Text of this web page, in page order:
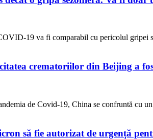
19 va fi comparabil cu pericolul gripei
crematoriilor din Beijing a
de Covid-19, China se confruntă cu
să fie autorizat de urgență